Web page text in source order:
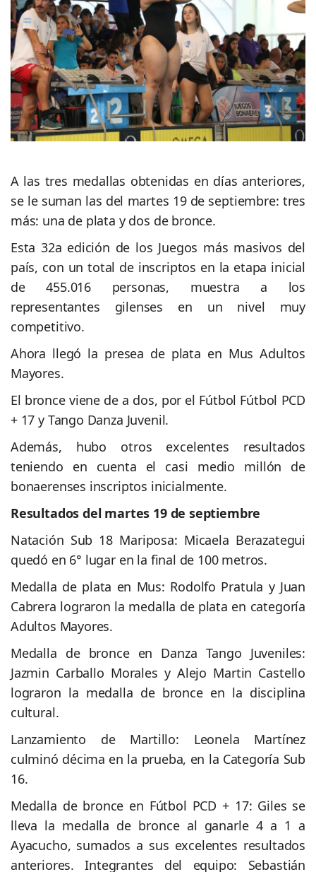
A las tres medallas obtenidas en días anteriores,
se le suman las del martes 19 de septiembre: tres
más: una de plata y dos de bronce.
Esta 32a edición de los Juegos más masivos del
país, con un total de inscriptos en la etapa inicial
de 455.016 personas, muestra a los
representantes gilenses en un nivel muy
competitivo.
Ahora llegó la presea de plata en Mus Adultos
Mayores.
El bronce viene de a dos, por el Fútbol Fútbol PCD
+ 17 y Tango Danza Juvenil.
Además, hubo otros excelentes resultados
teniendo en cuenta el casi medio millón de
bonaerenses inscriptos inicialmente.
Resultados del martes 19 de septiembre
Natación Sub 18 Mariposa: Micaela Berazategui
quedó en 6° lugar en la final de 100 metros.
Medalla de plata en Mus: Rodolfo Pratula y Juan
Cabrera lograron la medalla de plata en categoría
Adultos Mayores.
Medalla de bronce en Danza Tango Juveniles:
Jazmin Carballo Morales y Alejo Martin Castello
lograron la medalla de bronce en la disciplina
cultural.
Lanzamiento de Martillo: Leonela Martínez
culminó décima en la prueba, en la Categoría Sub
16.
Medalla de bronce en Fútbol PCD + 17: Giles se
lleva la medalla de bronce al ganarle 4 a 1 a
Ayacucho, sumados a sus excelentes resultados
anteriores. Integrantes del equipo: Sebastián